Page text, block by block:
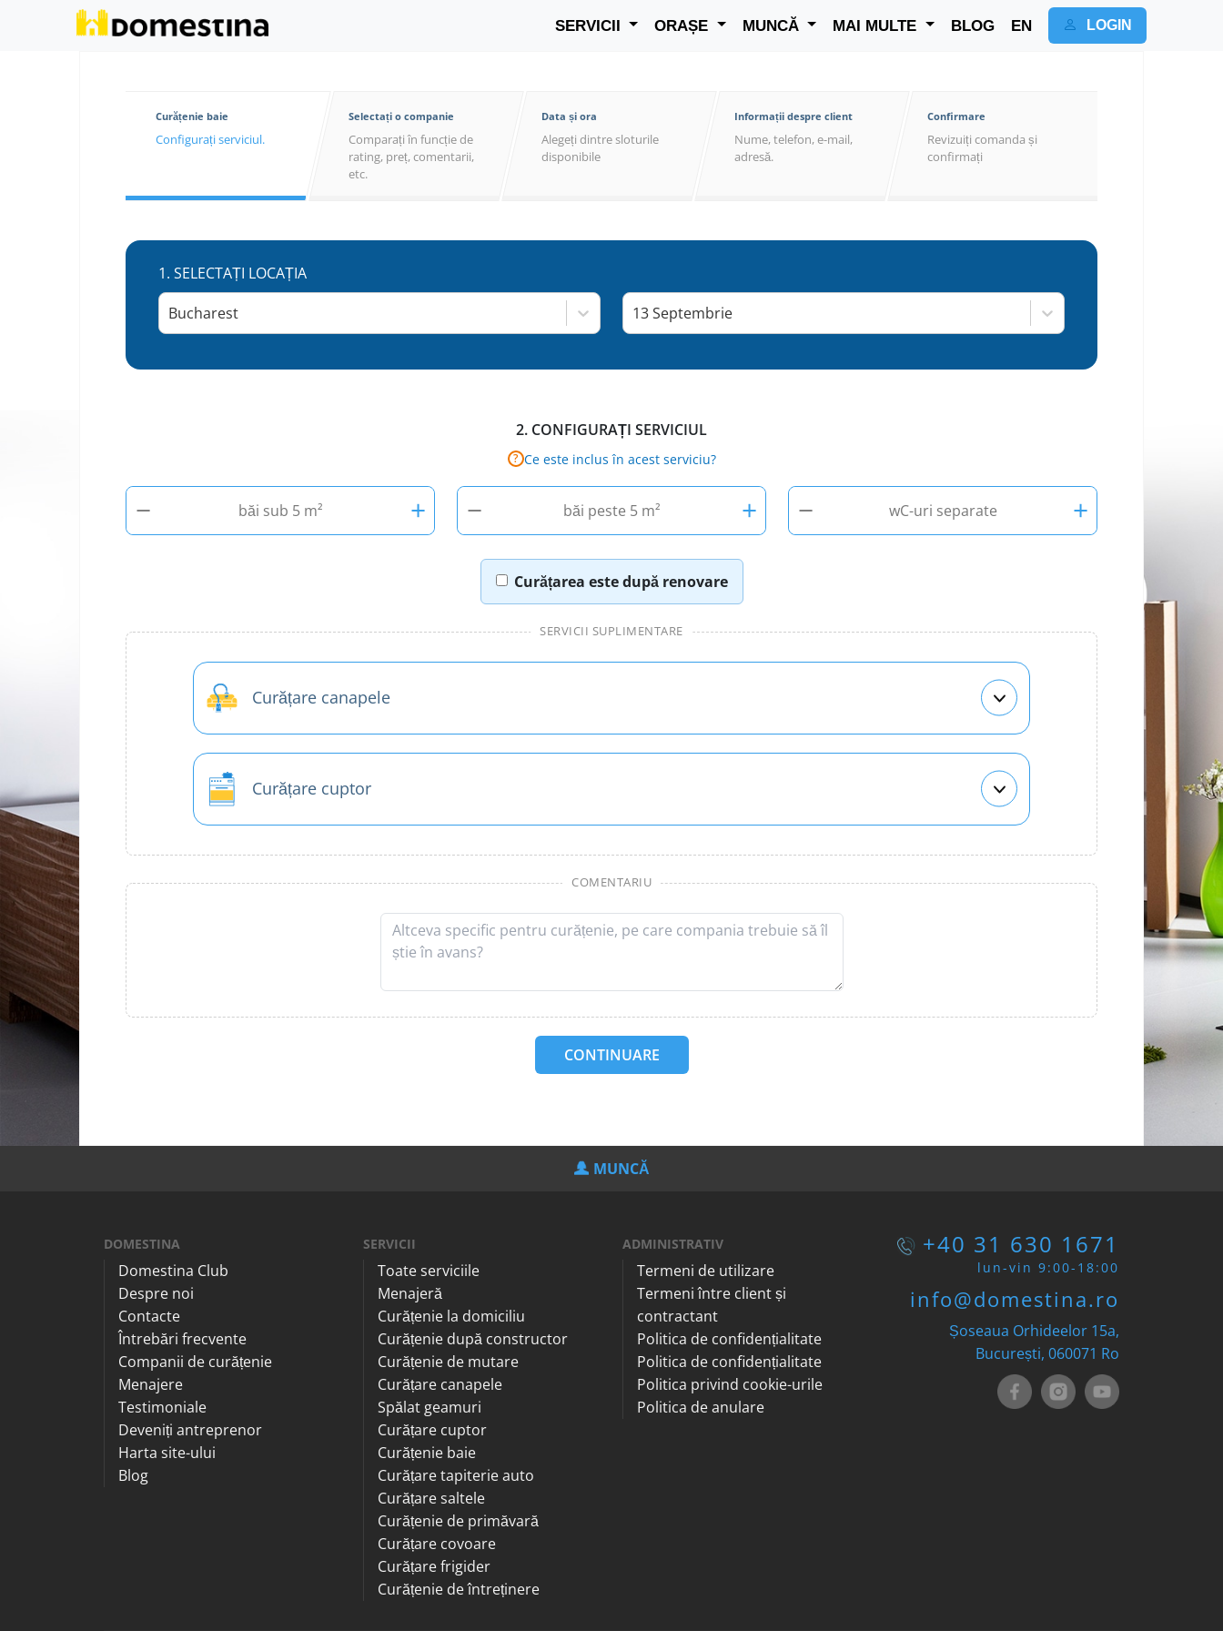
SERVICII ORAȘE MUNCĂ MAI MULTE BLOG EN LOGIN
Curățenie baie
Configurați serviciul.
Selectați o companie
Comparați în funcție de
rating, preț, comentarii,
etc.
Data și ora
Alegeți dintre sloturile
disponibile
Informații despre client
Nume, telefon, e-mail,
adresă.
Confirmare
Revizuiți comanda și
confirmați
1. SELECTAȚI LOCAȚIA
Bucharest
13 Septembrie
2. CONFIGURAȚI SERVICIUL
? Ce este inclus în acest serviciu?
− băi sub 5 m² + − băi peste 5 m² + − wC-uri separate +
Curățarea este după renovare
SERVICII SUPLIMENTARE
Curățare canapele
Curățare cuptor
COMENTARIU
CONTINUARE
MUNCĂ
DOMESTINA
Domestina Club
Despre noi
Contacte
Întrebări frecvente
Companii de curățenie
Menajere
Testimoniale
Deveniți antreprenor
Harta site-ului
Blog
SERVICII
Toate serviciile
Menajeră
Curățenie la domiciliu
Curățenie după constructor
Curățenie de mutare
Curățare canapele
Spălat geamuri
Curățare cuptor
Curățenie baie
Curățare tapiterie auto
Curățare saltele
Curățenie de primăvară
Curățare covoare
Curățare frigider
Curățenie de întreținere
ADMINISTRATIV
Termeni de utilizare
Termeni între client și
contractant
Politica de confidențialitate
Politica de confidențialitate
Politica privind cookie-urile
Politica de anulare
+40 31 630 1671
lun-vin 9:00-18:00
info@domestina.ro
Șoseaua Orhideelor 15a,
București, 060071 Ro